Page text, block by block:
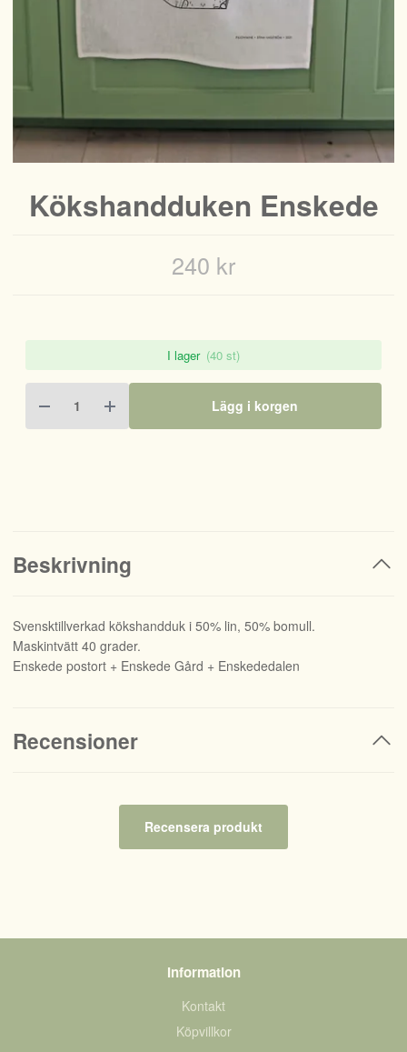
Kökshandduken Enskede
240 kr
I lager (40 st)
Lägg i korgen
Beskrivning
Svensktillverkad kökshandduk i 50% lin, 50% bomull.
Maskintvätt 40 grader.
Enskede postort + Enskede Gård + Enskededalen
Recensioner
Recensera produkt
Information
Kontakt
Köpvillkor